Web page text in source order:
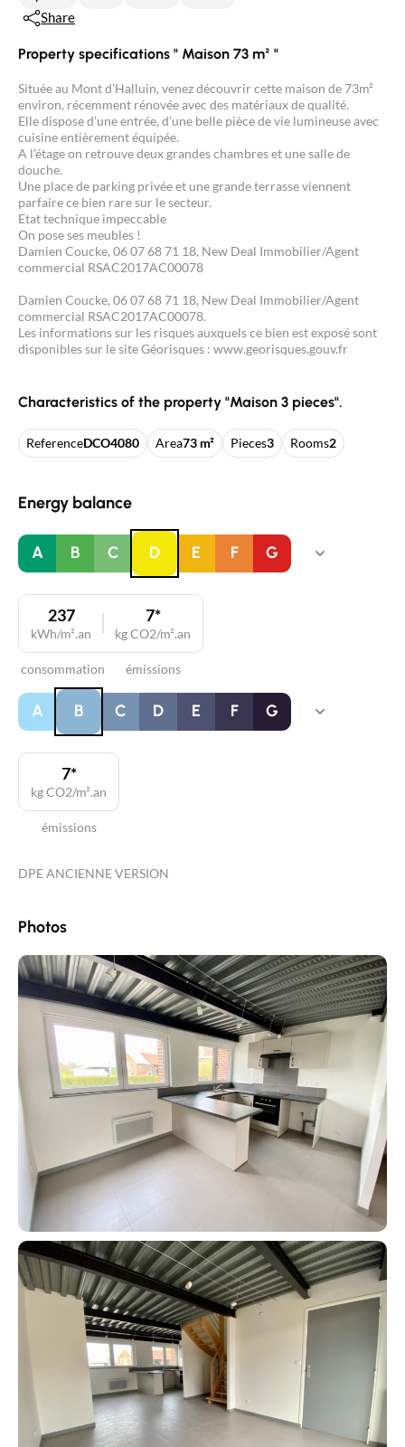
Share
Property specifications " Maison 73 m² "
Située au Mont d’Halluin, venez découvrir cette maison de 73m²
environ, récemment rénovée avec des matériaux de qualité.
Elle dispose d’une entrée, d’une belle pièce de vie lumineuse avec
cuisine entièrement équipée.
A l’étage on retrouve deux grandes chambres et une salle de
douche.
Une place de parking privée et une grande terrasse viennent
parfaire ce bien rare sur le secteur.
Etat technique impeccable
On pose ses meubles !
Damien Coucke, 06 07 68 71 18, New Deal Immobilier/Agent
commercial RSAC2017AC00078
Damien Coucke, 06 07 68 71 18, New Deal Immobilier/Agent
commercial RSAC2017AC00078.
Les informations sur les risques auxquels ce bien est exposé sont
disponibles sur le site Géorisques : www.georisques.gouv.fr
Characteristics of the property "Maison 3 pieces".
ReferenceDCO4080 Area73 m² Pieces3 Rooms2
Energy balance
A B C D E F G
consommation
237
kWh/m².an
émissions
7*
kg CO2/m².an
A B C D E F G
émissions
7*
kg CO2/m².an
DPE ANCIENNE VERSION
Photos